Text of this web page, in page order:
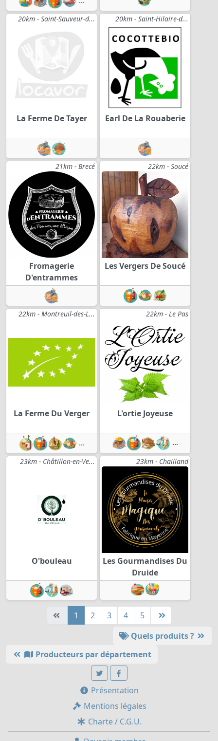
20km - Saint-Sauveur-d...
La Ferme De Tayer
20km - Saint-Hilaire-d...
Earl De La Rouaberie
21km - Brecé
Fromagerie
D'entrammes
22km - Soucé
Les Vergers De Soucé
22km - Montreuil-des-L...
La Ferme Du Verger
...
22km - Le Pas
L'ortie Joyeuse
...
23km - Châtillon-en-Ve...
O'bouleau
23km - Chailland
Les Gourmandises Du
Druide
1 2 3 4
5
Quels produits ?
Producteurs par département
Présentation
Mentions légales
Charte / C.G.U.